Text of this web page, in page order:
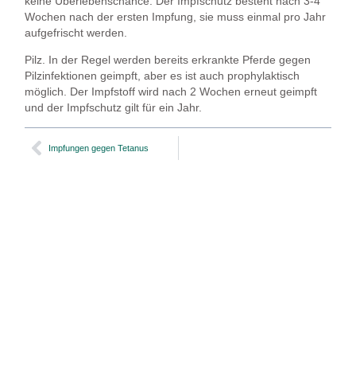
Wochen nach der ersten Impfung, sie muss einmal pro Jahr
aufgefrischt werden.
Pilz. In der Regel werden bereits erkrankte Pferde gegen
Pilzinfektionen geimpft, aber es ist auch prophylaktisch
möglich. Der Impfstoff wird nach 2 Wochen erneut geimpft
und der Impfschutz gilt für ein Jahr.
Impfungen gegen Tetanus